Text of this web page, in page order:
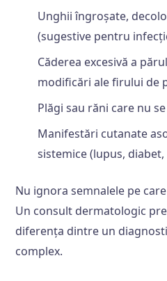
Unghii îngroșate,
(sugestive pentru
Căderea excesivă a
modificări ale firului de
Plăgi sau răni care nu
Manifestări cutanate
sistemice (lupus,
Nu ignora semnalele pe
Un consult dermatologic
diferența dintre un
complex.